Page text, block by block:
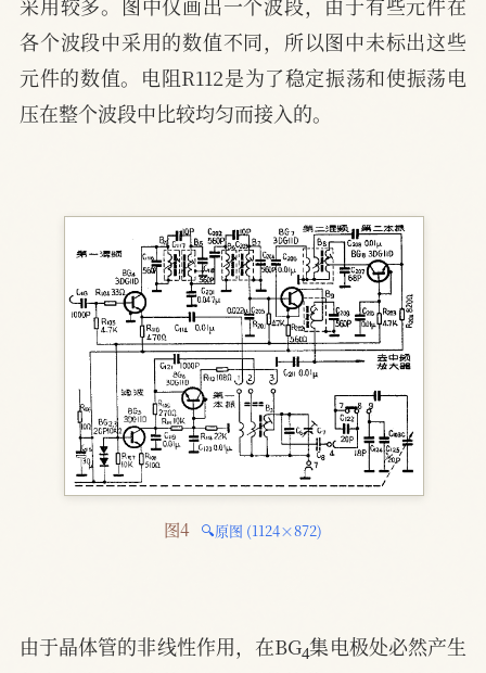
各个波段中采用的数值不同，所以图中未标出这些
元件的数值。电阻R112是为了稳定振荡和使振荡电
压在整个波段中比较均匀而接入的。
图4 🔍原图 (1124×872)
由于晶体管的非线性作用，在BG 4
集电极处必然产生